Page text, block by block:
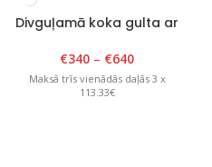
Divguļamā koka gulta ar
200x200cm, balta
€340 – €640
Maksā trīs vienādās daļās 3 x
113.33€